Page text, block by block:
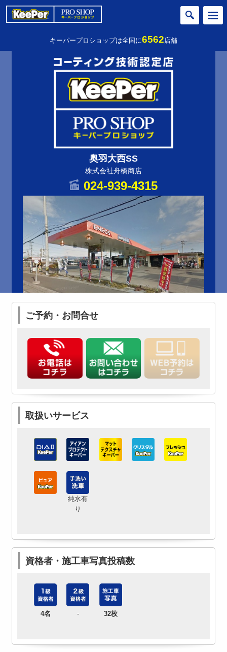
キーパープロショップは全国に6562店舗
奥羽大西SS
株式会社舟橋商店
024-939-4315
ご予約・お問合せ
取扱いサービス
純水有
り
資格者・施工車写真投稿数
4名 - 32枚